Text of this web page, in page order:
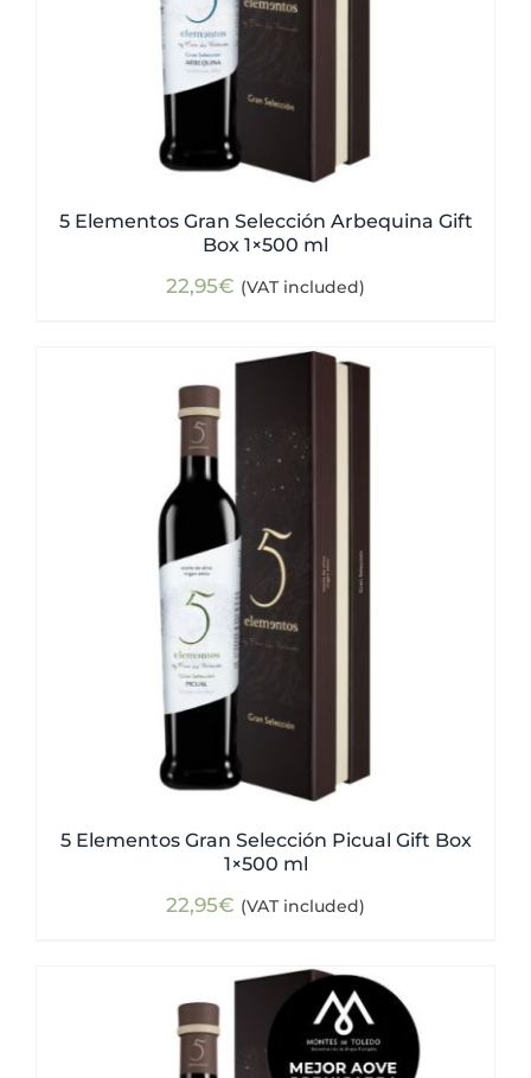
5 Elementos Gran Selección Arbequina Gift
Box 1×500 ml
22,95€ (VAT included)
5 Elementos Gran Selección Picual Gift Box
1×500 ml
22,95€ (VAT included)